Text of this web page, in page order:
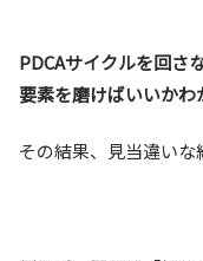
PDCAサイクルを回さ
要素を磨けばいいかわ
その結果、見当違いな